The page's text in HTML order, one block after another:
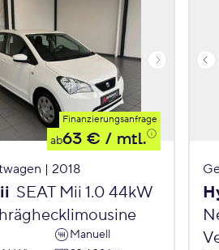
Finanzierungsanfrage
ab63 € / mtl.
| 2018
SEAT Mii 1.0 44kW
Manuell